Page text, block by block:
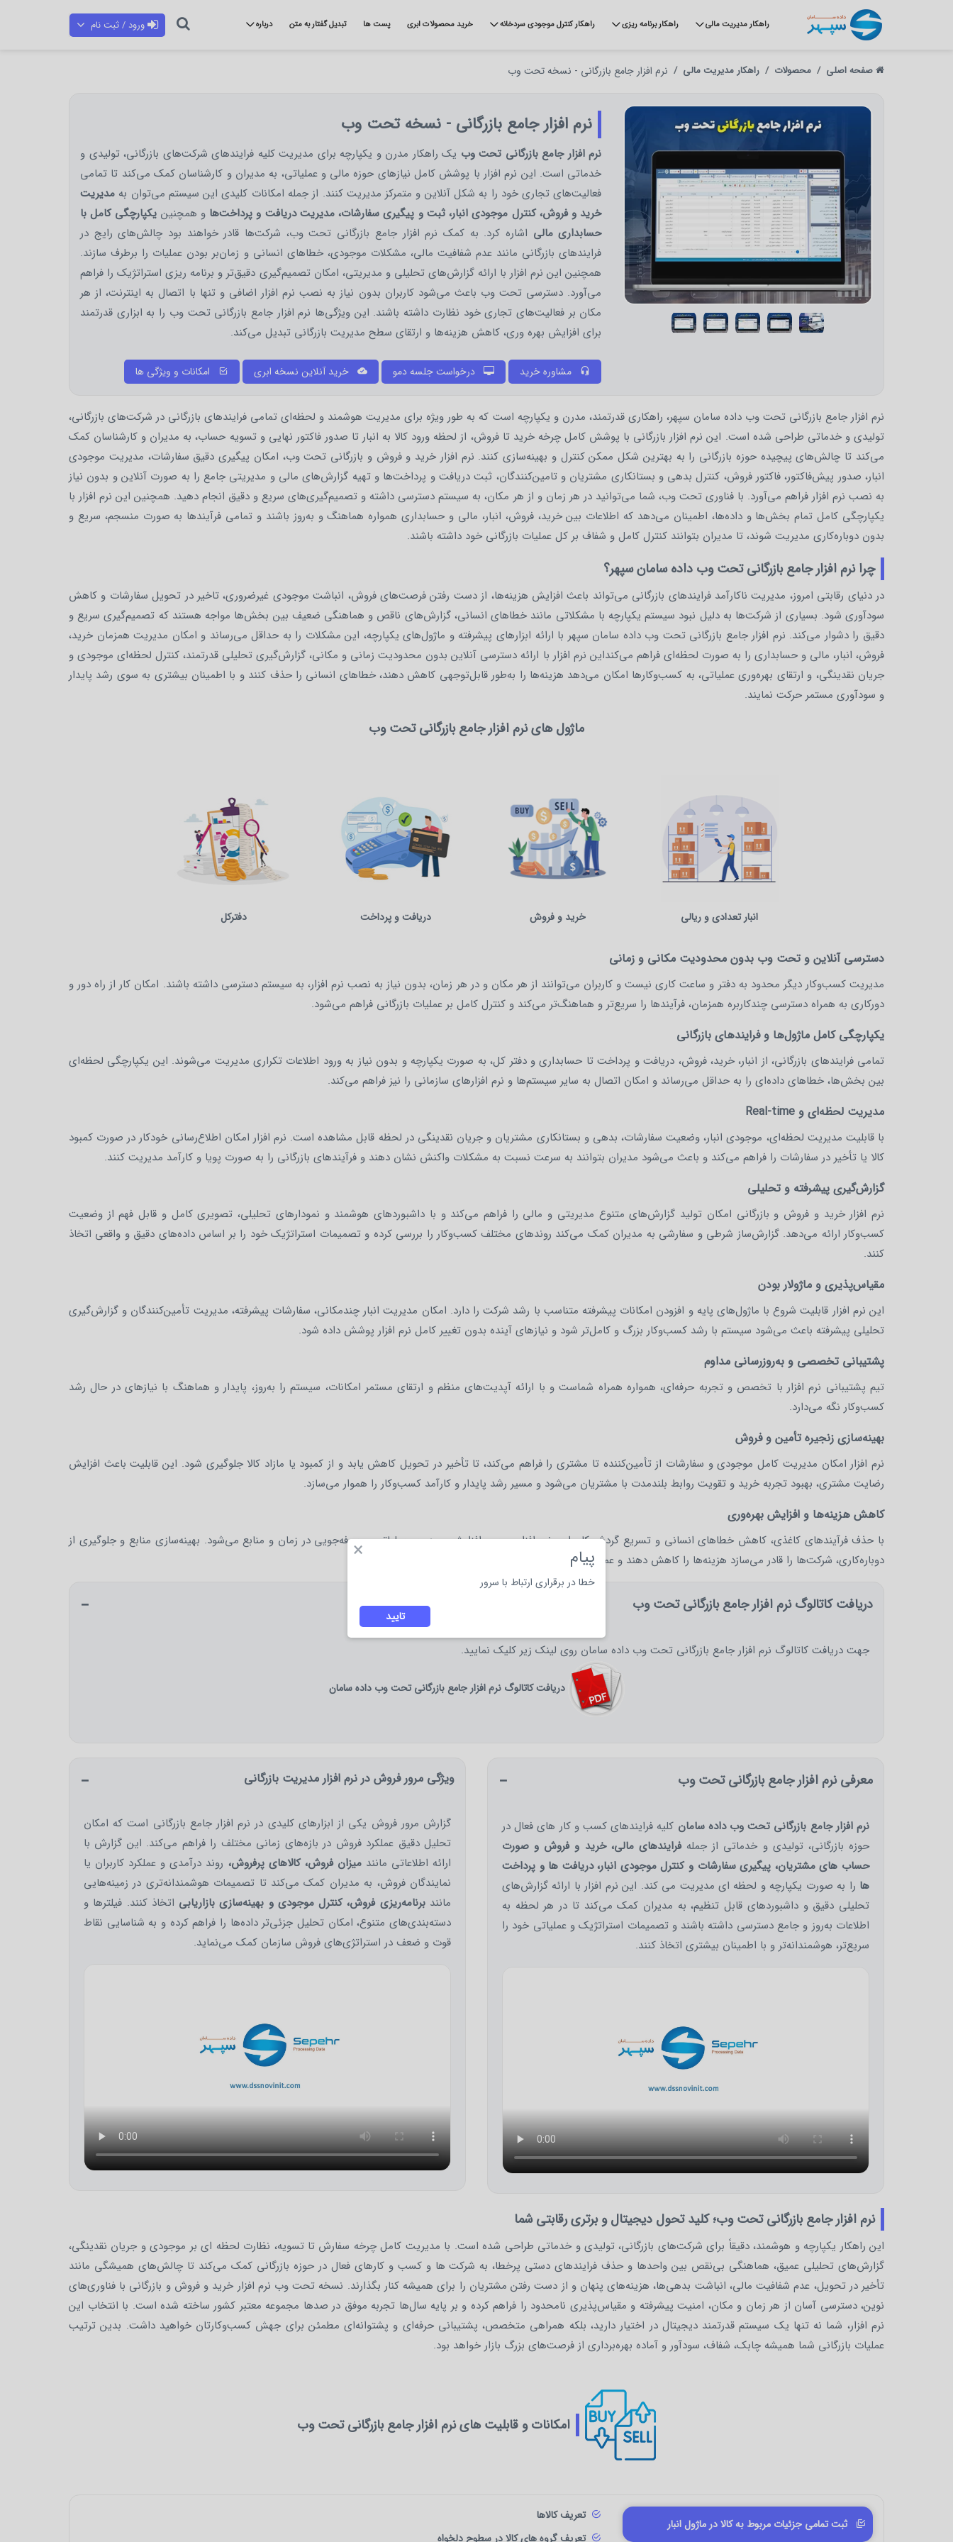
ورود / ثبت نام راهکار مدیریت مالی راهکار برنامه ریزی راهکار کنترل موجودی سردخانه خرید محصولات ابری پست ها تبدیل گفتار به متن درباره
صفحه اصلی محصولات راهکار مدیریت مالی نرم افزار جامع بازرگانی - نسخه تحت وب
نرم افزار جامع بازرگانی - نسخه تحت وب
نرم افزار جامع بازرگانی تحت وب یک راهکار مدرن و یکپارچه برای مدیریت کلیه فرایندهای شرکت‌های بازرگانی، تولیدی و
خدماتی است. این نرم افزار با پوشش کامل نیازهای حوزه مالی و عملیاتی، به مدیران و کارشناسان کمک می‌کند تا تمامی
فعالیت‌های تجاری خود را به شکل آنلاین و متمرکز مدیریت کنند. از جمله امکانات کلیدی این سیستم می‌توان به مدیریت
خرید و فروش، کنترل موجودی انبار، ثبت و پیگیری سفارشات، مدیریت دریافت و پرداخت‌ها و همچنین یکپارچگی کامل با
حسابداری مالی اشاره کرد. به کمک نرم افزار جامع بازرگانی تحت وب، شرکت‌ها قادر خواهند بود چالش‌های رایج در
فرایندهای بازرگانی مانند عدم شفافیت مالی، مشکلات موجودی، خطاهای انسانی و زمان‌بر بودن عملیات را برطرف سازند.
همچنین این نرم افزار با ارائه گزارش‌های تحلیلی و مدیریتی، امکان تصمیم‌گیری دقیق‌تر و برنامه ریزی استراتژیک را فراهم
می‌آورد. دسترسی تحت وب باعث می‌شود کاربران بدون نیاز به نصب نرم افزار اضافی و تنها با اتصال به اینترنت، از هر
مکان بر فعالیت‌های تجاری خود نظارت داشته باشند. این ویژگی‌ها نرم افزار جامع بازرگانی تحت وب را به ابزاری قدرتمند
برای افزایش بهره وری، کاهش هزینه‌ها و ارتقای سطح مدیریت بازرگانی تبدیل می‌کند.
مشاوره خرید درخواست جلسه دمو خرید آنلاین نسخه ابری امکانات و ویژگی ها
نرم افزار جامع بازرگانی تحت وب داده سامان سپهر، راهکاری قدرتمند، مدرن و یکپارچه است که به طور ویژه برای مدیریت هوشمند و لحظه‌ای تمامی فرایندهای بازرگانی در شرکت‌های بازرگانی،
تولیدی و خدماتی طراحی شده است. این نرم افزار بازرگانی با پوشش کامل چرخه خرید تا فروش، از لحظه ورود کالا به انبار تا صدور فاکتور نهایی و تسویه حساب، به مدیران و کارشناسان کمک
می‌کند تا چالش‌های پیچیده حوزه بازرگانی را به بهترین شکل ممکن کنترل و بهینه‌سازی کنند. نرم افزار خرید و فروش و بازرگانی تحت وب، امکان پیگیری دقیق سفارشات، مدیریت موجودی
انبار، صدور پیش‌فاکتور، فاکتور فروش، کنترل بدهی و بستانکاری مشتریان و تامین‌کنندگان، ثبت دریافت و پرداخت‌ها و تهیه گزارش‌های مالی و مدیریتی جامع را به صورت آنلاین و بدون نیاز
به نصب نرم افزار فراهم می‌آورد. با فناوری تحت وب، شما می‌توانید در هر زمان و از هر مکان، به سیستم دسترسی داشته و تصمیم‌گیری‌های سریع و دقیق انجام دهید. همچنین این نرم افزار با
یکپارچگی کامل تمام بخش‌ها و داده‌ها، اطمینان می‌دهد که اطلاعات بین خرید، فروش، انبار، مالی و حسابداری همواره هماهنگ و به‌روز باشند و تمامی فرآیندها به صورت منسجم، سریع و
بدون دوباره‌کاری مدیریت شوند، تا مدیران بتوانند کنترل کامل و شفاف بر کل عملیات بازرگانی خود داشته باشند.
چرا نرم افزار جامع بازرگانی تحت وب داده‌ سامان سپهر؟
در دنیای رقابتی امروز، مدیریت ناکارآمد فرایندهای بازرگانی می‌تواند باعث افزایش هزینه‌ها، از دست رفتن فرصت‌های فروش، انباشت موجودی غیرضروری، تاخیر در تحویل سفارشات و کاهش
سودآوری شود. بسیاری از شرکت‌ها به دلیل نبود سیستم یکپارچه با مشکلاتی مانند خطاهای انسانی، گزارش‌های ناقص و هماهنگی ضعیف بین بخش‌ها مواجه هستند که تصمیم‌گیری سریع و
دقیق را دشوار می‌کند. نرم افزار جامع بازرگانی تحت وب داده سامان سپهر با ارائه ابزارهای پیشرفته و ماژول‌های یکپارچه، این مشکلات را به حداقل می‌رساند و امکان مدیریت همزمان خرید،
فروش، انبار، مالی و حسابداری را به صورت لحظه‌ای فراهم می‌کنداین نرم افزار با ارائه دسترسی آنلاین بدون محدودیت زمانی و مکانی، گزارش‌گیری تحلیلی قدرتمند، کنترل لحظه‌ای موجودی و
جریان نقدینگی، و ارتقای بهره‌وری عملیاتی، به کسب‌وکارها امکان می‌دهد هزینه‌ها را به‌طور قابل‌توجهی کاهش دهند، خطاهای انسانی را حذف کنند و با اطمینان بیشتری به سوی رشد پایدار
و سودآوری مستمر حرکت نمایند.
ماژول های نرم افزار جامع بازرگانی تحت وب
انبار تعدادی و ریالی خرید و فروش دریافت و پرداخت دفترکل
دسترسی آنلاین و تحت وب بدون محدودیت مکانی و زمانی
مدیریت کسب‌وکار دیگر محدود به دفتر و ساعت کاری نیست و کاربران می‌توانند از هر مکان و در هر زمان، بدون نیاز به نصب نرم افزار، به سیستم دسترسی داشته باشند. امکان کار از راه دور و
دورکاری به همراه دسترسی چندکاربره همزمان، فرآیندها را سریع‌تر و هماهنگ‌تر می‌کند و کنترل کامل بر عملیات بازرگانی فراهم می‌شود.
یکپارچگی کامل ماژول‌ها و فرایندهای بازرگانی
تمامی فرایندهای بازرگانی، از انبار، خرید، فروش، دریافت و پرداخت تا حسابداری و دفتر کل، به صورت یکپارچه و بدون نیاز به ورود اطلاعات تکراری مدیریت می‌شوند. این یکپارچگی لحظه‌ای
بین بخش‌ها، خطاهای داده‌ای را به حداقل می‌رساند و امکان اتصال به سایر سیستم‌ها و نرم افزارهای سازمانی را نیز فراهم می‌کند.
مدیریت لحظه‌ای و Real-time
با قابلیت مدیریت لحظه‌ای، موجودی انبار، وضعیت سفارشات، بدهی و بستانکاری مشتریان و جریان نقدینگی در لحظه قابل مشاهده است. نرم افزار امکان اطلاع‌رسانی خودکار در صورت کمبود
کالا یا تأخیر در سفارشات را فراهم می‌کند و باعث می‌شود مدیران بتوانند به سرعت نسبت به مشکلات واکنش نشان دهند و فرآیندهای بازرگانی را به صورت پویا و کارآمد مدیریت کنند.
گزارش‌گیری پیشرفته و تحلیلی
نرم افزار خرید و فروش و بازرگانی امکان تولید گزارش‌های متنوع مدیریتی و مالی را فراهم می‌کند و با داشبوردهای هوشمند و نمودارهای تحلیلی، تصویری کامل و قابل فهم از وضعیت
کسب‌وکار ارائه می‌دهد. گزارش‌ساز شرطی و سفارشی به مدیران کمک می‌کند روندهای مختلف کسب‌وکار را بررسی کرده و تصمیمات استراتژیک خود را بر اساس داده‌های دقیق و واقعی اتخاذ
کنند.
مقیاس‌پذیری و ماژولار بودن
این نرم افزار قابلیت شروع با ماژول‌های پایه و افزودن امکانات پیشرفته متناسب با رشد شرکت را دارد. امکان مدیریت انبار چندمکانی، سفارشات پیشرفته، مدیریت تأمین‌کنندگان و گزارش‌گیری
تحلیلی پیشرفته باعث می‌شود سیستم با رشد کسب‌وکار بزرگ و کامل‌تر شود و نیازهای آینده بدون تغییر کامل نرم افزار پوشش داده شود.
پشتیبانی تخصصی و به‌روزرسانی مداوم
تیم پشتیبانی نرم افزار با تخصص و تجربه حرفه‌ای، همواره همراه شماست و با ارائه آپدیت‌های منظم و ارتقای مستمر امکانات، سیستم را به‌روز، پایدار و هماهنگ با نیازهای در حال رشد
کسب‌وکار نگه می‌دارد.
بهینه‌سازی زنجیره تأمین و فروش
نرم افزار امکان مدیریت کامل موجودی و سفارشات از تأمین‌کننده تا مشتری را فراهم می‌کند، تا تأخیر در تحویل کاهش یابد و از کمبود یا مازاد کالا جلوگیری شود. این قابلیت باعث افزایش
رضایت مشتری، بهبود تجربه خرید و تقویت روابط بلندمدت با مشتریان می‌شود و مسیر رشد پایدار و کارآمد کسب‌وکار را هموار می‌سازد.
کاهش هزینه‌ها و افزایش بهره‌وری
با حذف فرآیندهای کاغذی، کاهش خطاهای انسانی و تسریع گردش کار، این نرم افزار موجب افزایش بهره‌وری عملیاتی و صرفه‌جویی در زمان و منابع می‌شود. بهینه‌سازی منابع و جلوگیری از
دوباره‌کاری، شرکت‌ها را قادر می‌سازد هزینه‌ها را کاهش دهند و عملیات روزانه را با سرعت و دقت بیشتری مدیریت کنند.
دریافت کاتالوگ نرم افزار جامع بازرگانی تحت وب
جهت دریافت کاتالوگ نرم افزار جامع بازرگانی تحت وب داده سامان روی لینک زیر کلیک نمایید.
دریافت کاتالوگ نرم افزار جامع بازرگانی تحت وب داده سامان
معرفی نرم افزار جامع بازرگانی تحت وب
نرم افزار جامع بازرگانی تحت وب داده سامان کلیه فرایندهای کسب و کار های فعال در
حوزه بازرگانی، تولیدی و خدماتی از جملهفرایندهای مالی، خرید و فروش و صورت
حساب های مشتریان، پیگیری سفارشات و کنترل موجودی انبار، دریافت ها و پرداخت
ها را به صورت یکپارچه و لحظه ای مدیریت می کند. این نرم افزار با ارائه گزارش‌های
تحلیلی دقیق و داشبوردهای قابل تنظیم، به مدیران کمک می‌کند تا در هر لحظه به
اطلاعات به‌روز و جامع دسترسی داشته باشند و تصمیمات استراتژیک و عملیاتی خود را
سریع‌تر، هوشمندانه‌تر و با اطمینان بیشتری اتخاذ کنند.
ویژگی مرور فروش در نرم افزار مدیریت بازرگانی
گزارش مرور فروش یکی از ابزارهای کلیدی در نرم افزار جامع بازرگانی است که امکان
تحلیل دقیق عملکرد فروش در بازه‌های زمانی مختلف را فراهم می‌کند. این گزارش با
ارائه اطلاعاتی مانندمیزان فروش، کالاهای پرفروش، روند درآمدی و عملکرد کاربران یا
نمایندگان فروش، به مدیران کمک می‌کند تا تصمیمات هوشمندانه‌تری در زمینه‌هایی
مانندبرنامه‌ریزی فروش، کنترل موجودی و بهینه‌سازی بازاریابی اتخاذ کنند. فیلترها و
دسته‌بندی‌های متنوع، امکان تحلیل جزئی‌تر داده‌ها را فراهم کرده و به شناسایی نقاط
قوت و ضعف در استراتژی‌های فروش سازمان کمک می‌نماید.
نرم ‌افزار جامع بازرگانی تحت وب؛ کلید تحول دیجیتال و برتری رقابتی شما
این راهکار یکپارچه و هوشمند، دقیقاً برای شرکت‌های بازرگانی، تولیدی و خدماتی طراحی شده است. با مدیریت کامل چرخه سفارش تا تسویه، نظارت لحظه ای بر موجودی و جریان نقدینگی،
گزارش‌های تحلیلی عمیق، هماهنگی بی‌نقص بین واحدها و حذف فرایندهای دستی پرخطا، به شرکت ها و کسب و کارهای فعال در حوزه بازرگانی کمک می‌کند تا چالش‌های همیشگی مانند
تأخیر در تحویل، عدم شفافیت مالی، انباشت بدهی‌ها، هزینه‌های پنهان و از دست رفتن مشتریان را برای همیشه کنار بگذارند. نسخه تحت وب نرم افزار خرید و فروش و بازرگانی با فناوری‌های
نوین، دسترسی آسان از هر زمان و مکان، امنیت پیشرفته و مقیاس‌پذیری نامحدود را فراهم کرده و بر پایه سال‌ها تجربه موفق در صدها مجموعه معتبر کشور ساخته شده است. با انتخاب این
نرم افزار، شما نه تنها یک سیستم قدرتمند دیجیتال در اختیار دارید، بلکه همراهی متخصص، پشتیبانی حرفه‌ای و پشتوانه‌ای مطمئن برای جهش کسب‌وکارتان خواهید داشت. بدین ترتیب
عملیات بازرگانی شما همیشه چابک، شفاف، سودآور و آماده بهره‌برداری از فرصت‌های بزرگ بازار خواهد بود.
امکانات و قابلیت های نرم افزار جامع بازرگانی تحت وب
ثبت تمامی جزئیات مربوط به کالا در ماژول انبار
تعریف کالاها
تعریف گروه های کالا در سطوح دلخواه
× پیام
خطا در برقراری ارتباط با سرور
تایید